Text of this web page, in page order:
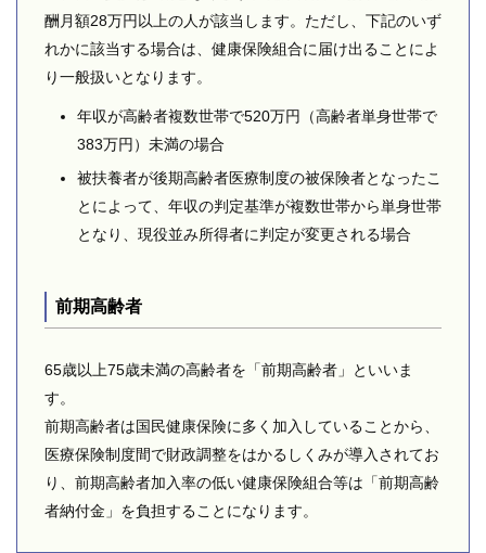
酬月額28万円以上の人が該当します。ただし、下記のいず
れかに該当する場合は、健康保険組合に届け出ることによ
り一般扱いとなります。
年収が高齢者複数世帯で520万円（高齢者単身世帯で
383万円）未満の場合
被扶養者が後期高齢者医療制度の被保険者となったこ
とによって、年収の判定基準が複数世帯から単身世帯
となり、現役並み所得者に判定が変更される場合
前期高齢者
65歳以上75歳未満の高齢者を「前期高齢者」といいま
す。
前期高齢者は国民健康保険に多く加入していることから、
医療保険制度間で財政調整をはかるしくみが導入されてお
り、前期高齢者加入率の低い健康保険組合等は「前期高齢
者納付金」を負担することになります。